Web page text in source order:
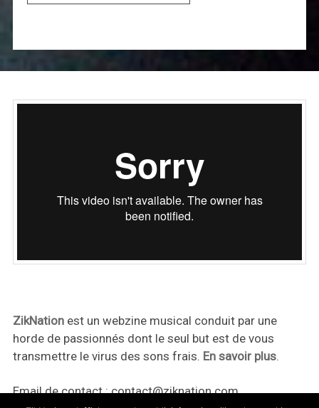
ZikNationest un webzine musical conduit par une
horde de passionnés dont le seul but est de vous
transmettre le virus des sons frais. En savoir plus.
Email de contact :contact@ziknation.com